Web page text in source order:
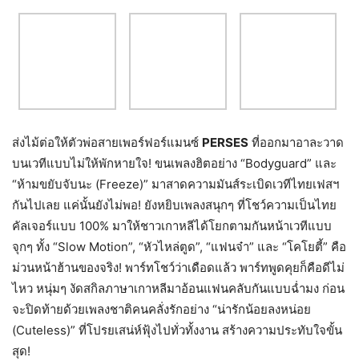
ส่งไม้ต่อให้ตัวพ่อสายเพอร์ฟอร์แมนซ์ PERSES ที่ออกมาอาละวาด
บนเวทีแบบไม่ให้พักหายใจ! ขนเพลงฮิตอย่าง “Bodyguard” และ
“ห้ามขยับจับนะ (Freeze)” มาสาดความมันส์ระเบิดเวทีไทยเฟสฯ
กันไปเลย แค่นั้นยังไม่พอ! ยังหยิบเพลงสนุกๆ ที่โชว์ความเป็นไทย
คัลเจอร์แบบ 100% มาให้ชาวเกาหลีได้โยกตามกันหน้าเวทีแบบ
จุกๆ ทั้ง “Slow Motion”, “หัวไหล่ตูด”, “แฟนจ๋า” และ “โคโยตี้” คือ
ม่วนหน้าฮ้านของจริง! พาร์ทโชว์ว่าเดือดแล้ว พาร์ทพูดคุยก็คือดีไม่
ไหว หนุ่มๆ งัดสกิลภาษาเกาหลีมาอ้อนแฟนคลับกันแบบฉ่ำมง ก่อน
จะปิดท้ายด้วยเพลงชาติคนคลั่งรักอย่าง “น่ารักน้อยลงหน่อย
(Cuteless)” ที่โปรยเสน่ห์ฟุ้งไปทั่วทั้งงาน สร้างความประทับใจขั้น
สุด!